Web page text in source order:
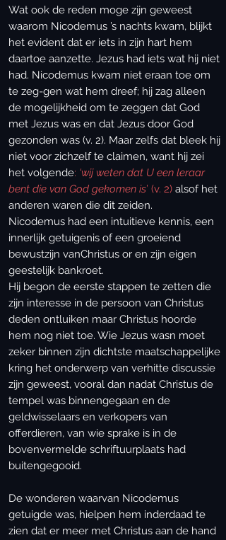
Wat ook de reden moge zijn geweest
waarom Nicodemus ’s nachts kwam, blijkt
het evident dat er iets in zijn hart hem
daartoe aanzette. Jezus had iets wat hij niet
had. Nicodemus kwam niet eraan toe om
te zeg-gen wat hem dreef; hij zag alleen
de mogelijkheid om te zeggen dat God
met Jezus was en dat Jezus door God
gezonden was (v. 2). Maar zelfs dat bleek hij
niet voor zichzelf te claimen, want hij zei
het volgende: ‘wij weten dat U een leraar
bent die van God gekomen is’ (v. 2) alsof het
anderen waren die dit zeiden.
Nicodemus had een intuitieve kennis, een
innerlijk getuigenis of een groeiend
bewustzijn vanChristus or en zijn eigen
geestelijk bankroet.
Hij begon de eerste stappen te zetten die
zijn interesse in de persoon van Christus
deden ontluiken maar Christus hoorde
hem nog niet toe. Wie Jezus wasn moet
zeker binnen zijn dichtste maatschappelijke
kring het onderwerp van verhitte discussie
zijn geweest, vooral dan nadat Christus de
tempel was binnengegaan en de
geldwisselaars en verkopers van
offerdieren, van wie sprake is in de
bovenvermelde schriftuurplaats had
buitengegooid.
De wonderen waarvan Nicodemus
getuigde was, hielpen hem inderdaad te
zien dat er meer met Christus aan de hand